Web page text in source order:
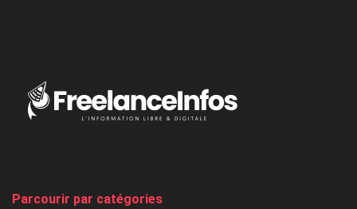
Nigeria,
Parcourir par catégories